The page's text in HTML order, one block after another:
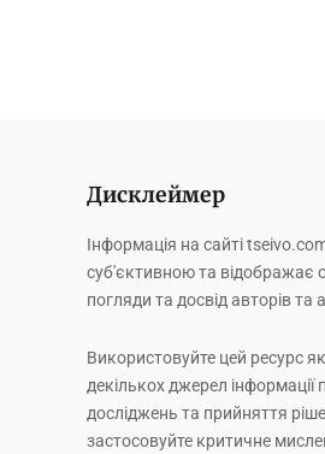
Дисклеймер
Інформація на сайті
суб'єктивною та відображає
погляди та досвід авторів та
Використовуйте цей ресурс
декількох джерел інформації
досліджень та прийняття
застосовуйте критичне